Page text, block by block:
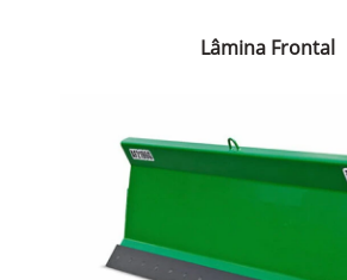
Lâmina Frontal